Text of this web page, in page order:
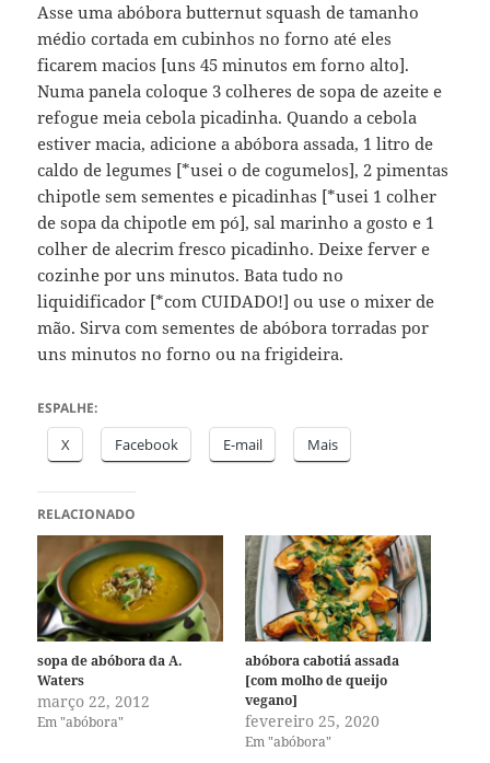
Asse uma abóbora butternut squash de tamanho
médio cortada em cubinhos no forno até eles
ficarem macios [uns 45 minutos em forno alto].
Numa panela coloque 3 colheres de sopa de azeite e
refogue meia cebola picadinha. Quando a cebola
estiver macia, adicione a abóbora assada, 1 litro de
caldo de legumes [*usei o de cogumelos], 2 pimentas
chipotle sem sementes e picadinhas [*usei 1 colher
de sopa da chipotle em pó], sal marinho a gosto e 1
colher de alecrim fresco picadinho. Deixe ferver e
cozinhe por uns minutos. Bata tudo no
liquidificador [*com CUIDADO!] ou use o mixer de
mão. Sirva com sementes de abóbora torradas por
uns minutos no forno ou na frigideira.
ESPALHE:
X Facebook E-mail Mais
RELACIONADO
sopa de abóbora da A.
Waters
março 22, 2012
Em "abóbora"
abóbora cabotiá assada
[com molho de queijo
vegano]
fevereiro 25, 2020
Em "abóbora"